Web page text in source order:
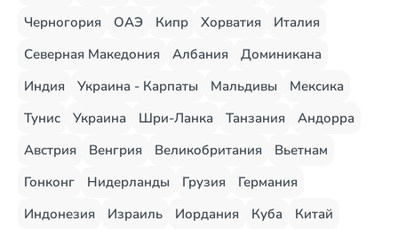
Черногория
ОАЭ Кипр Хорватия
Италия
Северная Македония
Албания
Доминикана
Индия
Украина - Карпаты Мальдивы
Мексика
Тунис
Украина Шри-Ланка Танзания
Андорра
Австрия
Венгрия Великобритания
Вьетнам
Гонконг
Нидерланды Грузия
Германия
Индонезия
Израиль Иордания Куба
Китай